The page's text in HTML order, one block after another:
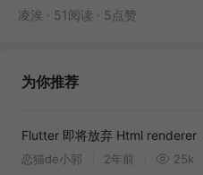
凌涘 · 51阅读 · 5点赞
为你推荐
Flutter 即将放弃 Html renderer
恋猫de小郭 2年前 25k